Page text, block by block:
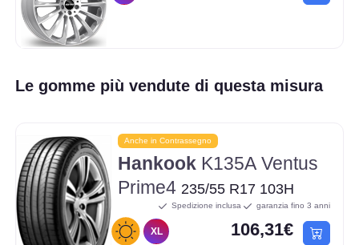
Le gomme più vendute di questa misura
Anche in Contrassegno
Hankook K135A Ventus
Prime4 235/55 R17 103H
XL
Spedizione inclusa garanzia fino 3 anni
106,31€